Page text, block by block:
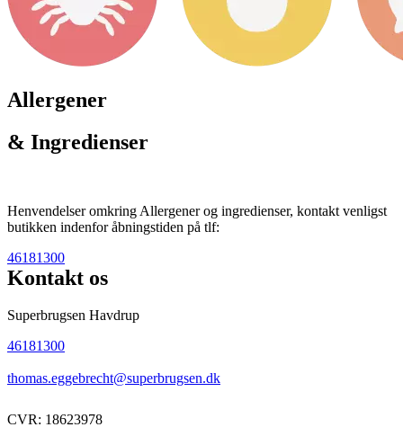
Allergener
& Ingredienser
Henvendelser omkring Allergener og ingredienser, kontakt venligst
butikken indenfor åbningstiden på tlf:
46181300
Kontakt os
Superbrugsen Havdrup
46181300
thomas.eggebrecht@superbrugsen.dk
CVR: 18623978